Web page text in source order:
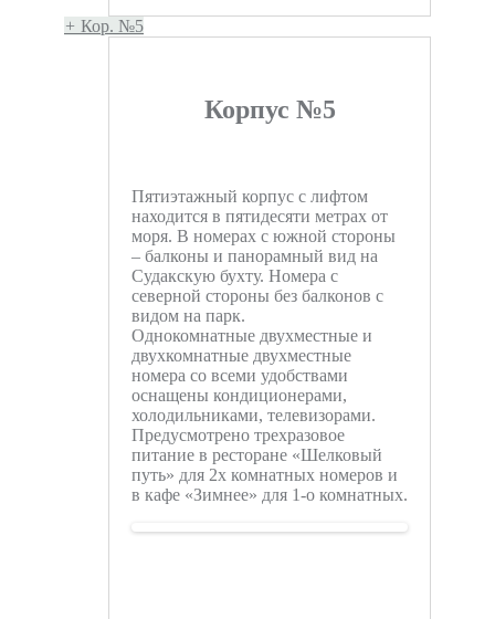
+ Кор. №5
Корпус №5
Пятиэтажный корпус с лифтом
находится в пятидесяти метрах от
моря. В номерах с южной стороны
– балконы и панорамный вид на
Судакскую бухту. Номера с
северной стороны без балконов с
видом на парк.
Однокомнатные двухместные и
двухкомнатные двухместные
номера со всеми удобствами
оснащены кондиционерами,
холодильниками, телевизорами.
Предусмотрено трехразовое
питание в ресторане «Шелковый
путь» для 2х комнатных номеров и
в кафе «Зимнее» для 1-о комнатных.